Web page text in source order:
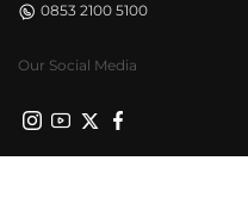
0853 2100 5100
Our Social Media